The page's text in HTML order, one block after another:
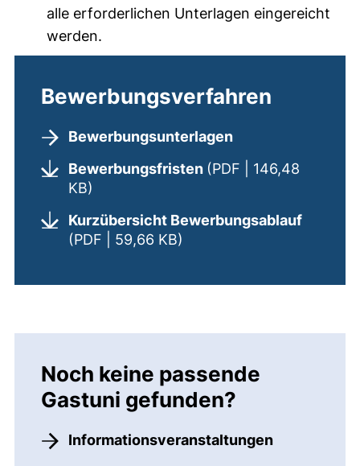
alle erforderlichen Unterlagen eingereicht
werden.
Bewerbungsverfahren
Bewerbungsunterlagen
Bewerbungsfristen (PDF | 146,48
KB)
Kurzübersicht Bewerbungsablauf
(PDF | 59,66 KB)
Noch keine passende
Gastuni gefunden?
Informationsveranstaltungen